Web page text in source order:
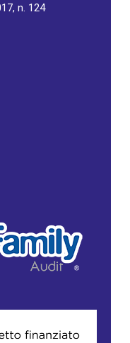
n. 124